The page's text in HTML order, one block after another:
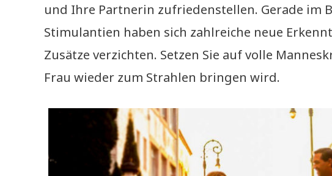
und Ihre Partnerin zufriedenstellen. Gerade im
Stimulantien haben sich zahlreiche neue
Zusätze verzichten. Setzen Sie auf volle
Frau wieder zum Strahlen bringen wird.